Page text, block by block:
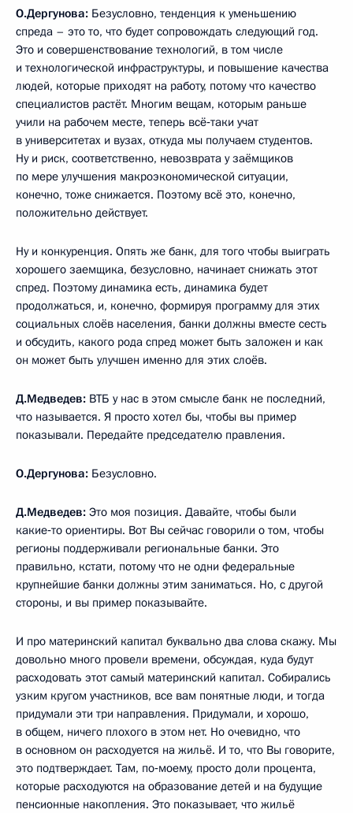
О.Дергунова: Безусловно, тенденция к уменьшению
спреда – это то, что будет сопровождать следующий год.
Это и совершенствование технологий, в том числе
и технологической инфраструктуры, и повышение качества
людей, которые приходят на работу, потому что качество
специалистов растёт. Многим вещам, которым раньше
учили на рабочем месте, теперь всё‑таки учат
в университетах и вузах, откуда мы получаем студентов.
Ну и риск, соответственно, невозврата у заёмщиков
по мере улучшения макроэкономической ситуации,
конечно, тоже снижается. Поэтому всё это, конечно,
положительно действует.
Ну и конкуренция. Опять же банк, для того чтобы выиграть
хорошего заемщика, безусловно, начинает снижать этот
спред. Поэтому динамика есть, динамика будет
продолжаться, и, конечно, формируя программу для этих
социальных слоёв населения, банки должны вместе сесть
и обсудить, какого рода спред может быть заложен и как
он может быть улучшен именно для этих слоёв.
Д.Медведев: ВТБ у нас в этом смысле банк не последний,
что называется. Я просто хотел бы, чтобы вы пример
показывали. Передайте председателю правления.
О.Дергунова: Безусловно.
Д.Медведев: Это моя позиция. Давайте, чтобы были
какие‑то ориентиры. Вот Вы сейчас говорили о том, чтобы
регионы поддерживали региональные банки. Это
правильно, кстати, потому что не одни федеральные
крупнейшие банки должны этим заниматься. Но, с другой
стороны, и вы пример показывайте.
И про материнский капитал буквально два слова скажу. Мы
довольно много провели времени, обсуждая, куда будут
расходовать этот самый материнский капитал. Собирались
узким кругом участников, все вам понятные люди, и тогда
придумали эти три направления. Придумали, и хорошо,
в общем, ничего плохого в этом нет. Но очевидно, что
в основном он расходуется на жильё. И то, что Вы говорите,
это подтверждает. Там, по‑моему, просто доли процента,
которые расходуются на образование детей и на будущие
пенсионные накопления. Это показывает, что жильё